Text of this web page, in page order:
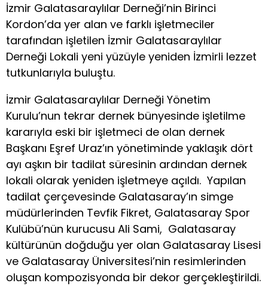
İzmir Galatasaraylılar Derneği’nin Birinci
Kordon’da yer alan ve farklı işletmeciler
tarafından işletilen İzmir Galatasaraylılar
Derneği Lokali yeni yüzüyle yeniden İzmirli lezzet
tutkunlarıyla buluştu.
İzmir Galatasaraylılar Derneği Yönetim
Kurulu’nun tekrar dernek bünyesinde işletilme
kararıyla eski bir işletmeci de olan dernek
Başkanı Eşref Uraz’ın yönetiminde yaklaşık dört
ayı aşkın bir tadilat süresinin ardından dernek
lokali olarak yeniden işletmeye açıldı. Yapılan
tadilat çerçevesinde Galatasaray’ın simge
müdürlerinden Tevfik Fikret, Galatasaray Spor
Kulübü’nün kurucusu Ali Sami, Galatasaray
kültürünün doğduğu yer olan Galatasaray Lisesi
ve Galatasaray Üniversitesi’nin resimlerinden
oluşan kompozisyonda bir dekor gerçekleştirildi.